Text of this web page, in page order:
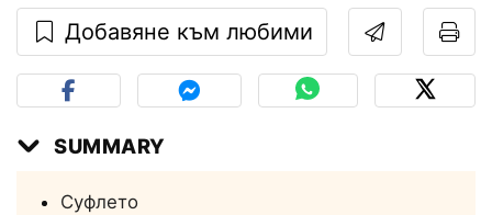
Добавяне към любими
SUMMARY
Суфлето